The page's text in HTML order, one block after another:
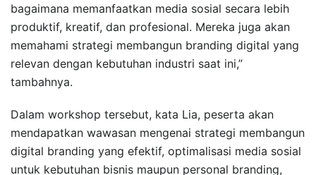
bagaimana memanfaatkan media sosial secara lebih
produktif, kreatif, dan profesional. Mereka juga akan
memahami strategi membangun branding digital yang
relevan dengan kebutuhan industri saat ini,”
tambahnya.
Dalam workshop tersebut, kata Lia, peserta akan
mendapatkan wawasan mengenai strategi membangun
digital branding yang efektif, optimalisasi media sosial
untuk kebutuhan bisnis maupun personal branding,